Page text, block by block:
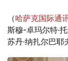
（哈萨克国际通
斯穆-卓玛尔特·
苏丹·纳扎尔巴耶